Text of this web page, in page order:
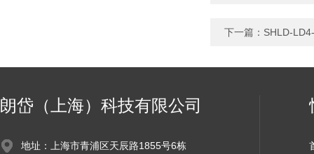
下一篇： SHLD-
朗岱（上海）科技有限公司
地址：上海市青浦区天辰路1855号6栋